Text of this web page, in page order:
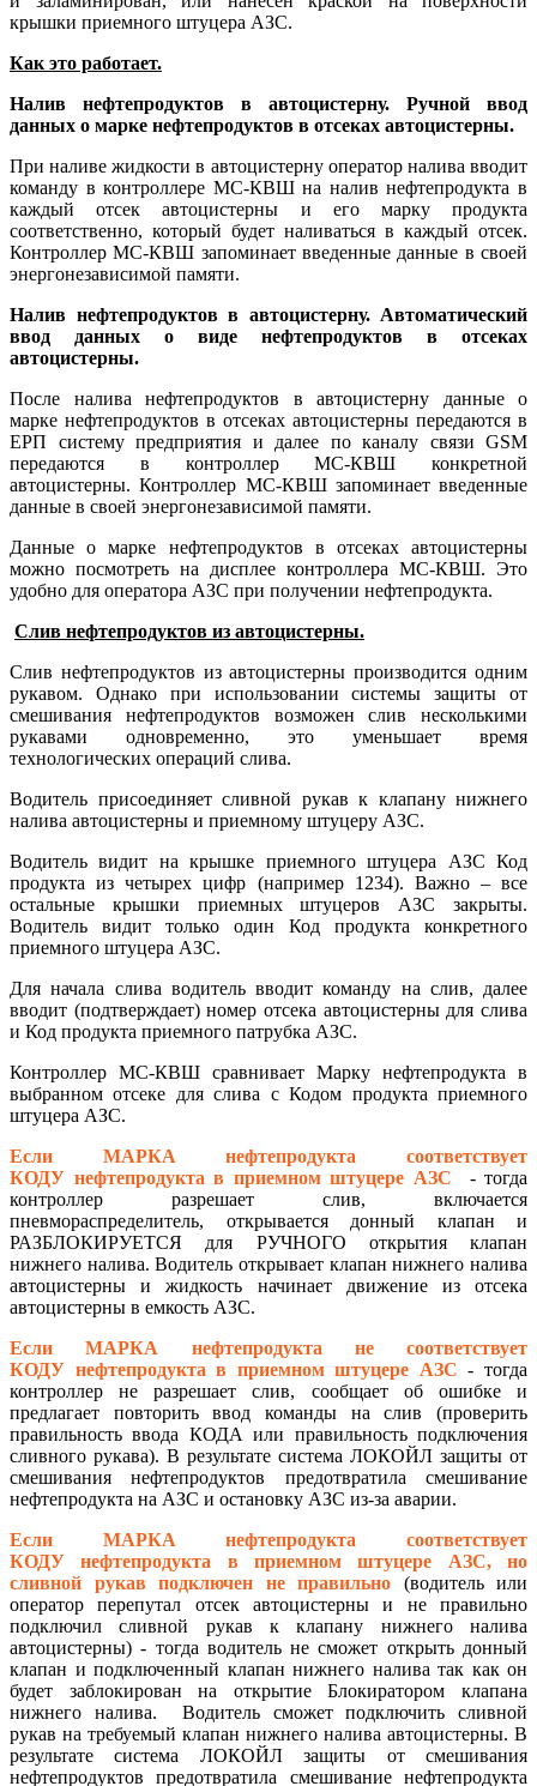
крышки приемного штуцера АЗС.
Как это работает.
Налив нефтепродуктов в автоцистерну. Ручной ввод
данных о марке нефтепродуктов в отсеках автоцистерны.
При наливе жидкости в автоцистерну оператор налива вводит
команду в контроллере МС-КВШ на налив нефтепродукта в
каждый отсек автоцистерны и его марку продукта
соответственно, который будет наливаться в каждый отсек.
Контроллер МС-КВШ запоминает введенные данные в своей
энергонезависимой памяти.
Налив нефтепродуктов в автоцистерну. Автоматический
ввод данных о виде нефтепродуктов в отсеках
автоцистерны.
После налива нефтепродуктов в автоцистерну данные о
марке нефтепродуктов в отсеках автоцистерны передаются в
ЕРП систему предприятия и далее по каналу связи GSM
передаются в контроллер МС-КВШ конкретной
автоцистерны. Контроллер МС-КВШ запоминает введенные
данные в своей энергонезависимой памяти.
Данные о марке нефтепродуктов в отсеках автоцистерны
можно посмотреть на дисплее контроллера МС-КВШ. Это
удобно для оператора АЗС при получении нефтепродукта.
Слив нефтепродуктов из автоцистерны.
Слив нефтепродуктов из автоцистерны производится одним
рукавом. Однако при использовании системы защиты от
смешивания нефтепродуктов возможен слив несколькими
рукавами одновременно, это уменьшает время
технологических операций слива.
Водитель присоединяет сливной рукав к клапану нижнего
налива автоцистерны и приемному штуцеру АЗС.
Водитель видит на крышке приемного штуцера АЗС Код
продукта из четырех цифр (например 1234). Важно – все
остальные крышки приемных штуцеров АЗС закрыты.
Водитель видит только один Код продукта конкретного
приемного штуцера АЗС.
Для начала слива водитель вводит команду на слив, далее
вводит (подтверждает) номер отсека автоцистерны для слива
и Код продукта приемного патрубка АЗС.
Контроллер МС-КВШ сравнивает Марку нефтепродукта в
выбранном отсеке для слива с Кодом продукта приемного
штуцера АЗС.
Если МАРКА нефтепродукта соответствует
КОДУ нефтепродукта в приемном штуцере АЗС - тогда
контроллер разрешает слив, включается
пневмораспределитель, открывается донный клапан и
РАЗБЛОКИРУЕТСЯ для РУЧНОГО открытия клапан
нижнего налива. Водитель открывает клапан нижнего налива
автоцистерны и жидкость начинает движение из отсека
автоцистерны в емкость АЗС.
Если МАРКА нефтепродукта не соответствует
КОДУ нефтепродукта в приемном штуцере АЗС - тогда
контроллер не разрешает слив, сообщает об ошибке и
предлагает повторить ввод команды на слив (проверить
правильность ввода КОДА или правильность подключения
сливного рукава). В результате система ЛОКОЙЛ защиты от
смешивания нефтепродуктов предотвратила смешивание
нефтепродукта на АЗС и остановку АЗС из-за аварии.
Если МАРКА нефтепродукта соответствует
КОДУ нефтепродукта в приемном штуцере АЗС, но
сливной рукав подключен не правильно (водитель или
оператор перепутал отсек автоцистерны и не правильно
подключил сливной рукав к клапану нижнего налива
автоцистерны) - тогда водитель не сможет открыть донный
клапан и подключенный клапан нижнего налива так как он
будет заблокирован на открытие Блокиратором клапана
нижнего налива. Водитель сможет подключить сливной
рукав на требуемый клапан нижнего налива автоцистерны. В
результате система ЛОКОЙЛ защиты от смешивания
нефтепродуктов предотвратила смешивание нефтепродукта